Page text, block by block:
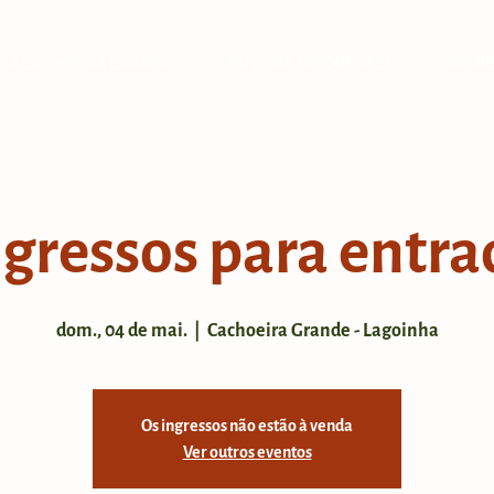
para
dom., 04 de mai.
  |
Cachoeira Grande - Lagoinha
Os ingressos não estão à venda
Ver outros eventos